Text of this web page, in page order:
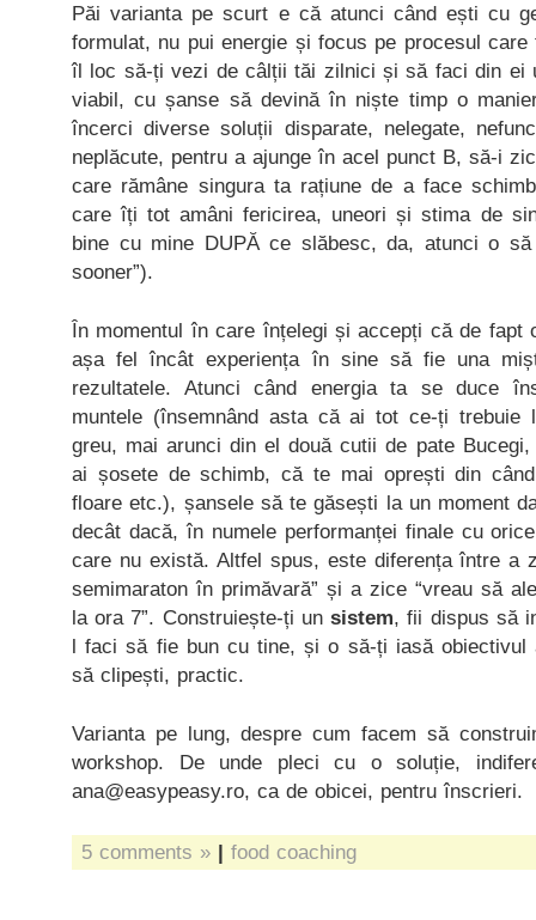
Păi varianta pe scurt e că atunci când ești cu
formulat, nu pui energie și focus pe procesul
îl loc să-ți vezi de câlții tăi zilnici și să faci din ei
viabil, cu șanse să devină în niște timp o
încerci diverse soluții disparate, nelegate,
neplăcute, pentru a ajunge în acel punct B, să-i
care rămâne singura ta rațiune de a face
care îți tot amâni fericirea, uneori și stima de
bine cu mine DUPĂ ce slăbesc, da, atunci o
sooner”).
În momentul în care înțelegi și accepți că de fapt
așa fel încât experiența în sine să fie una
rezultatele. Atunci când energia ta se duce
muntele (însemnând asta că ai tot ce-ți
greu, mai arunci din el două cutii de pate
ai șosete de schimb, că te mai oprești din
floare etc.), șansele să te găsești la un moment
decât dacă, în numele performanței finale cu
care nu există. Altfel spus, este diferența între a
semimaraton în primăvară” și a zice “vreau să
la ora 7”. Construiește-ți unsistem, fii dispus să
l faci să fie bun cu tine, și o să-ți iasă obiectivul
să clipești, practic.
Varianta pe lung, despre cum facem să
workshop. De unde pleci cu o soluție,
ana@easypeasy.ro, ca de obicei, pentru înscrieri.
5 comments » | food coaching